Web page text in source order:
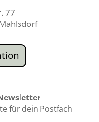
77
für dein Postfach